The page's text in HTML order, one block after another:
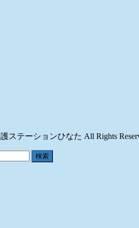
ステーションひなた All Rights